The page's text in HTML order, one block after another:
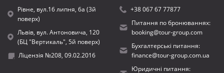
Рівне, вул.16 липня, 6а (3й
поверх)
Львів, вул. Антоновича, 120
(БЦ "Вертикаль", 5й поверх)
Ліцензія №208, 09.02.2016
+38 067 67 77877
Питання по бронюваннях:
booking@tour-group.com
Бухгалтерські питання:
finance@tour-group.com.ua
Юридичні питання: